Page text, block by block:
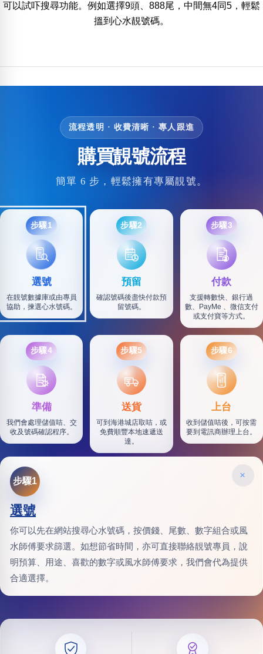
可以試吓搜尋功能。例如選擇9頭、888尾，中間無4同5，輕鬆
搵到心水靚號碼。
流程透明 · 收費清晰 · 專人跟進
購買靚號流程
簡單 6 步，輕鬆擁有專屬靚號。
步驟1
選號
在靚號數據庫或由專員
協助，揀選心水號碼。
步驟2
預留
確認號碼後盡快付款預
留號碼。
步驟3
付款
支援轉數快、銀行過
數、PayMe 、微信支付
或支付寶等方式。
步驟4
準備
我們會處理儲值咭、交
收及號碼確認程序。
步驟5
SF
送貨
可到海港城店取咭，或
免費順豐本地速遞送
達。
步驟6
上台
收到儲值咭後，可按需
要到電訊商辦理上台。
×
步驟1
選號
你可以先在網站搜尋心水號碼，按價錢、尾數、數字組合或風
水師傅要求篩選。如想節省時間，亦可直接聯絡靚號專員，說
明預算、用途、喜歡的數字或風水師傅要求，我們會代為提供
合適選擇。